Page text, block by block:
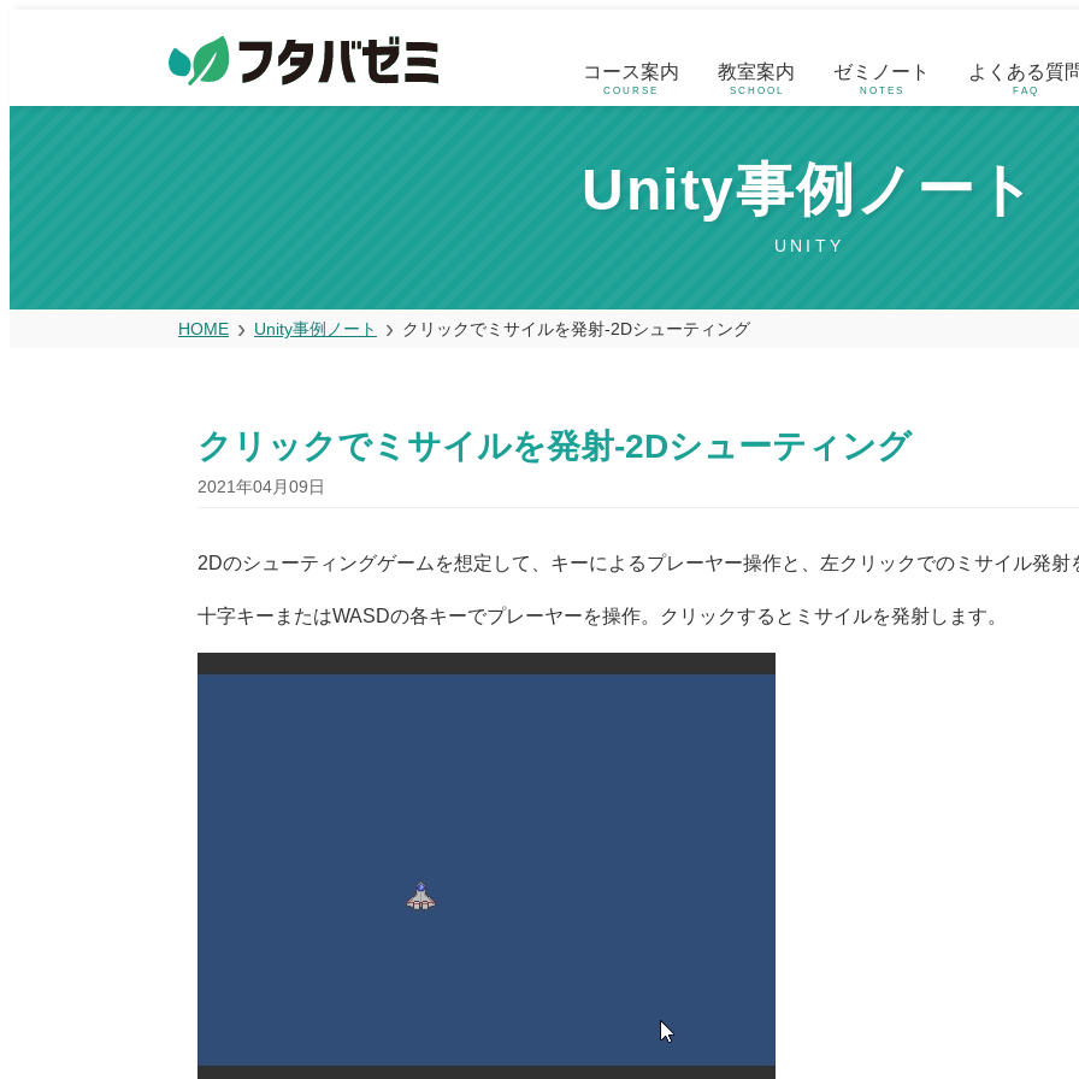
コース案内
COURSE
教室案内
SCHOOL
ゼミノート
NOTES
よくある質
FAQ
Unity事例ノート
UNITY
HOME Unity事例ノート クリックでミサイルを発射-2Dシューティング
クリックでミサイルを発射-2Dシューティング
2021年04月09日
2Dのシューティングゲームを想定して、キーによるプレーヤー操作と、左クリックでのミサイル発射
十字キーまたはWASDの各キーでプレーヤーを操作。クリックするとミサイルを発射します。